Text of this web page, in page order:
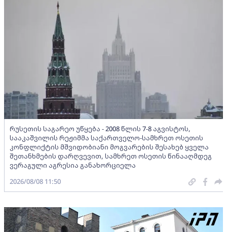
რუსეთის საგარეო უწყება - 2008 წლის 7-8 აგვისტოს,
სააკაშვილის რეჟიმმა საქართველო-სამხრეთ ოსეთის
კონფლიქტის მშვიდობიანი მოგვარების შესახებ ყველა
შეთანხმების დარღვევით, სამხრეთ ოსეთის წინააღმდეგ
ვერაგული აგრესია განახორციელა
2026/08/08 11:50